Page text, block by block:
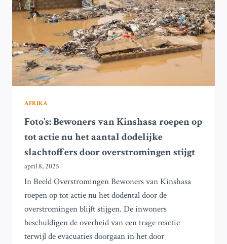
ACTIVEREN
TENZIJ
ACTIE
VERSNELT,
WAARSCHUWT
ONDERZOEK
AFRIKA
Foto’s: Bewoners van Kinshasa roepen op
tot actie nu het aantal dodelijke
slachtoffers door overstromingen stijgt
april 8, 2025
In Beeld Overstromingen Bewoners van Kinshasa
roepen op tot actie nu het dodental door de
overstromingen blijft stijgen. De inwoners
beschuldigen de overheid van een trage reactie
terwijl de evacuaties doorgaan in het door